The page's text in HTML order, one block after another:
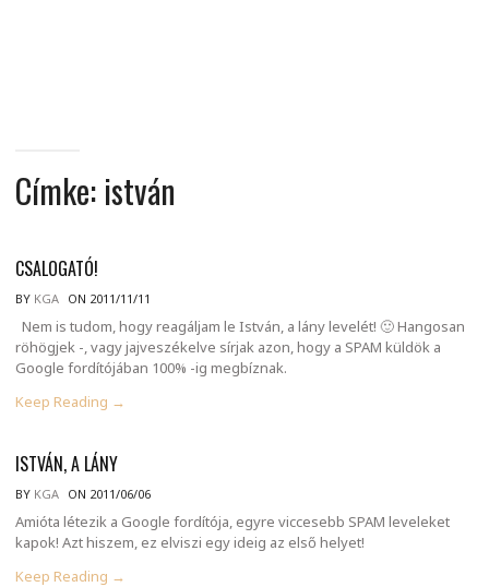
Címke: istván
CSALOGATÓ!
BY KGA ON 2011/11/11
Nem is tudom, hogy reagáljam le István, a lány levelét! 🙂 Hangosan
röhögjek -, vagy jajveszékelve sírjak azon, hogy a SPAM küldök a
Google fordítójában 100% -ig megbíznak.
Keep Reading →
ISTVÁN, A LÁNY
BY KGA ON 2011/06/06
Amióta létezik a Google fordítója, egyre viccesebb SPAM leveleket
kapok! Azt hiszem, ez elviszi egy ideig az első helyet!
Keep Reading →